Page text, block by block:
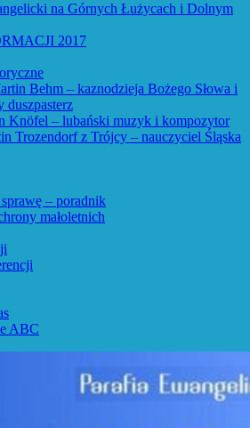
na Górnych Łużycach i Dolnym
2017
Behm – kaznodzieja Bożego Słowa i
duszpasterz
Knöfel – lubański muzyk i kompozytor
Trozendorf z Trójcy – nauczyciel Śląska
sprawę – poradnik
małoletnich
ABC